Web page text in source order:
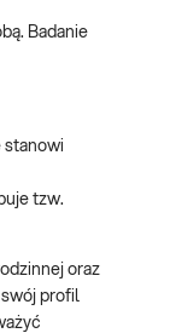
Badanie
stanowi
tzw.
oraz
swój profil